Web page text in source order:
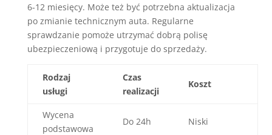
6-12 miesięcy. Może też być potrzebna aktualizacja
po zmianie technicznym auta. Regularne
sprawdzanie pomoże utrzymać dobrą polisę
ubezpieczeniową i przygotuje do sprzedaży.
Rodzaj
usługi
Czas
realizacji
Koszt
Wycena
podstawowa
Do 24h Niski